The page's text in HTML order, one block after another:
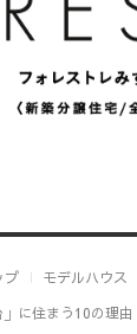
プ モデルハウス
」に住まう10の理由